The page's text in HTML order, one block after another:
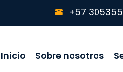
+57
Inicio Sobre nosotros